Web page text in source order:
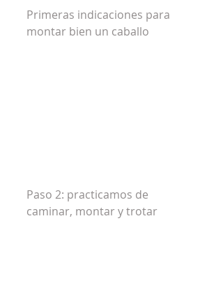
Primeras indicaciones para
montar bien un caballo
Paso 2: practicamos de
caminar, montar y trotar